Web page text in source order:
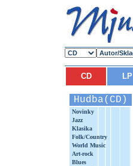
CD LP
Hudba(CD)
Novinky
Jazz
Klasika
Folk/Country
World Music
Art-rock
Blues